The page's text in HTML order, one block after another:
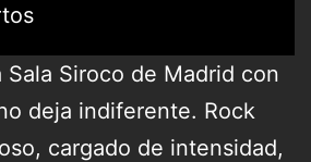
Sala Siroco de Madrid con
deja indiferente. Rock
cargado de intensidad,